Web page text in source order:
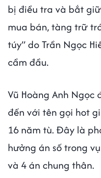
bị điều tra và bắt
mua bán, tàng trữ
túy” do Trần Ngọc
cầm đầu.
Vũ Hoàng Anh
đến với tên gọi hot
16 năm tù. Đây là
hưởng án số trong
và 4 án chung thân.